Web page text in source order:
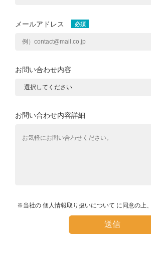
メールアドレス
お問い合わせ内容
お問い合わせ内容詳細
※当社の 個人情報取り扱いについて に同意の上、
送信